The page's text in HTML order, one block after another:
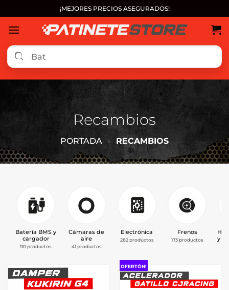
al
contenido
¡MEJORES PRECIOS ASEGURADOS!
Recambios
PORTADA » RECAMBIOS
Batería BMS y
cargador
110 productos
Cámaras de
aire
41 productos
Electrónica
282 productos
Frenos
173 productos
y
OFERTÓN!